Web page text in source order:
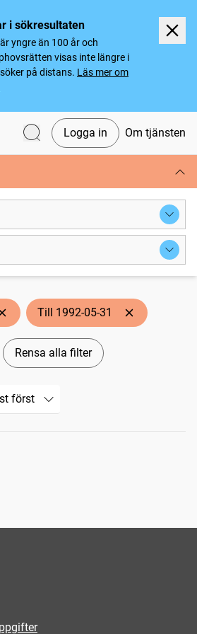
i sökresultaten
yngre än 100 år och
visas inte längre i
på distans. Läs mer om
Logga in Om tjänsten
Till 1992-05-31
Rensa alla filter